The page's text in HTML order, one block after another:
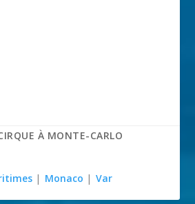
À MONTE-CARLO
| Monaco | Var